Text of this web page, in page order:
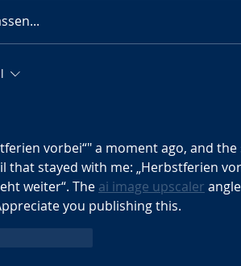
vorbei“" a moment ago, and
that stayed with me: „Herbstferien
weiter“. The ai image upscaler
you publishing this.